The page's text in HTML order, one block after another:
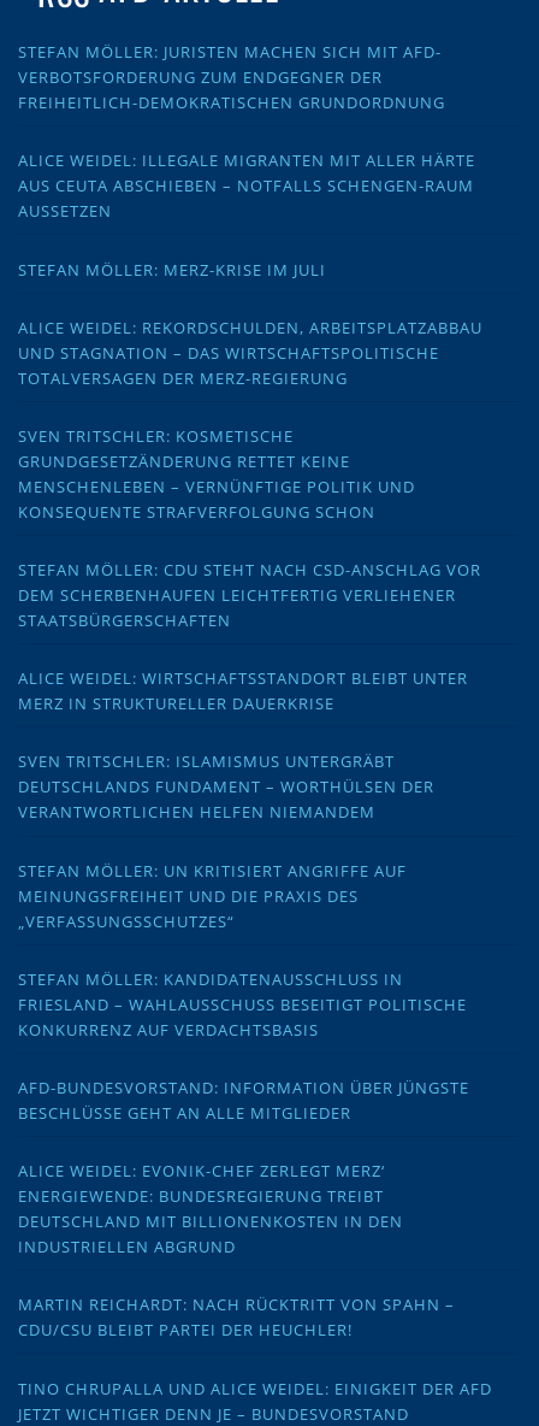
STEFAN MÖLLER: JURISTEN MACHEN SICH MIT AFD-
VERBOTSFORDERUNG ZUM ENDGEGNER DER
FREIHEITLICH-DEMOKRATISCHEN GRUNDORDNUNG
ALICE WEIDEL: ILLEGALE MIGRANTEN MIT ALLER HÄRTE
AUS CEUTA ABSCHIEBEN – NOTFALLS SCHENGEN-RAUM
AUSSETZEN
STEFAN MÖLLER: MERZ-KRISE IM JULI
ALICE WEIDEL: REKORDSCHULDEN, ARBEITSPLATZABBAU
UND STAGNATION – DAS WIRTSCHAFTSPOLITISCHE
TOTALVERSAGEN DER MERZ-REGIERUNG
SVEN TRITSCHLER: KOSMETISCHE
GRUNDGESETZÄNDERUNG RETTET KEINE
MENSCHENLEBEN – VERNÜNFTIGE POLITIK UND
KONSEQUENTE STRAFVERFOLGUNG SCHON
STEFAN MÖLLER: CDU STEHT NACH CSD-ANSCHLAG VOR
DEM SCHERBENHAUFEN LEICHTFERTIG VERLIEHENER
STAATSBÜRGERSCHAFTEN
ALICE WEIDEL: WIRTSCHAFTSSTANDORT BLEIBT UNTER
MERZ IN STRUKTURELLER DAUERKRISE
SVEN TRITSCHLER: ISLAMISMUS UNTERGRÄBT
DEUTSCHLANDS FUNDAMENT – WORTHÜLSEN DER
VERANTWORTLICHEN HELFEN NIEMANDEM
STEFAN MÖLLER: UN KRITISIERT ANGRIFFE AUF
MEINUNGSFREIHEIT UND DIE PRAXIS DES
„VERFASSUNGSSCHUTZES“
STEFAN MÖLLER: KANDIDATENAUSSCHLUSS IN
FRIESLAND – WAHLAUSSCHUSS BESEITIGT POLITISCHE
KONKURRENZ AUF VERDACHTSBASIS
AFD-BUNDESVORSTAND: INFORMATION ÜBER JÜNGSTE
BESCHLÜSSE GEHT AN ALLE MITGLIEDER
ALICE WEIDEL: EVONIK-CHEF ZERLEGT MERZ‘
ENERGIEWENDE: BUNDESREGIERUNG TREIBT
DEUTSCHLAND MIT BILLIONENKOSTEN IN DEN
INDUSTRIELLEN ABGRUND
MARTIN REICHARDT: NACH RÜCKTRITT VON SPAHN –
CDU/CSU BLEIBT PARTEI DER HEUCHLER!
TINO CHRUPALLA UND ALICE WEIDEL: EINIGKEIT DER AFD
JETZT WICHTIGER DENN JE – BUNDESVORSTAND